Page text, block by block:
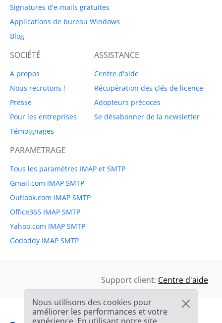
Signatures d'e-mails gratuites
Applications de bureau Windows
Blog
SOCIÉTÉ
A propos
Nous recrutons !
Presse
Pour les entreprises
Témoignages
ASSISTANCE
Centre d'aide
Récupération des clés de licence
Adopteurs précoces
Se désabonner de la newsletter
PARAMETRAGE
Tous les paramètres IMAP et SMTP
Gmail.com IMAP SMTP
Outlook.com IMAP SMTP
Office365 IMAP SMTP
Yahoo.com IMAP SMTP
Godaddy IMAP SMTP
Support client: Centre d'aide
Nous utilisons des cookies pour
améliorer les performances et votre